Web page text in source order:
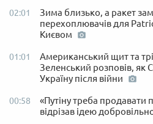
02:01
Зима близько, а ракет
перехоплювачів для
Києвом
01:01
Американський щит та
Зеленський розповів,
Україну після війни
00:58
«Путіну треба продавати
відрізав ідею